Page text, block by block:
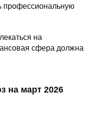
профессиональную
на
сфера должна
на март 2026